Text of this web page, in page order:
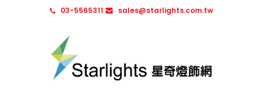
03-5565311 sales@starlights.com.tw